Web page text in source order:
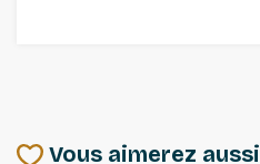
Vous aimerez aussi